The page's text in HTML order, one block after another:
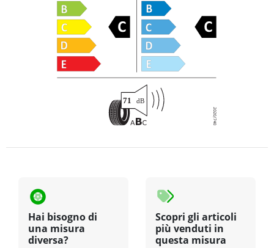
Hai bisogno di
una misura
diversa?
Scopri gli articoli
più venduti in
questa misura